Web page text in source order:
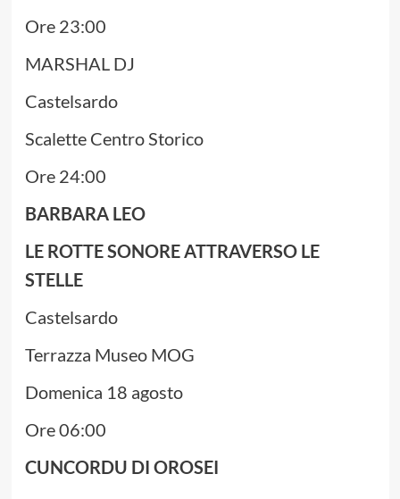
Ore 23:00
MARSHAL DJ
Castelsardo
Scalette Centro Storico
Ore 24:00
BARBARA LEO
LE ROTTE SONORE ATTRAVERSO LE
STELLE
Castelsardo
Terrazza Museo MOG
Domenica 18 agosto
Ore 06:00
CUNCORDU DI OROSEI